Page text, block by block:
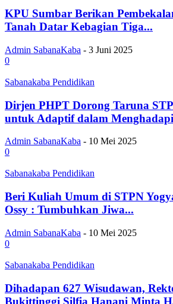
KPU Sumbar Berikan
Tanah Datar Kebagian Tiga...
Admin SabanaKaba - 3 Juni 2025
0
Sabanakaba Pendidikan
Dirjen PHPT Dorong Taruna
untuk Adaptif dalam
Admin SabanaKaba - 10 Mei 2025
0
Sabanakaba Pendidikan
Beri Kuliah Umum di STPN
Ossy : Tumbuhkan Jiwa...
Admin SabanaKaba - 10 Mei 2025
0
Sabanakaba Pendidikan
Dihadapan 627 Wisudawan,
Bukittinggi Silfia Hanani Minta